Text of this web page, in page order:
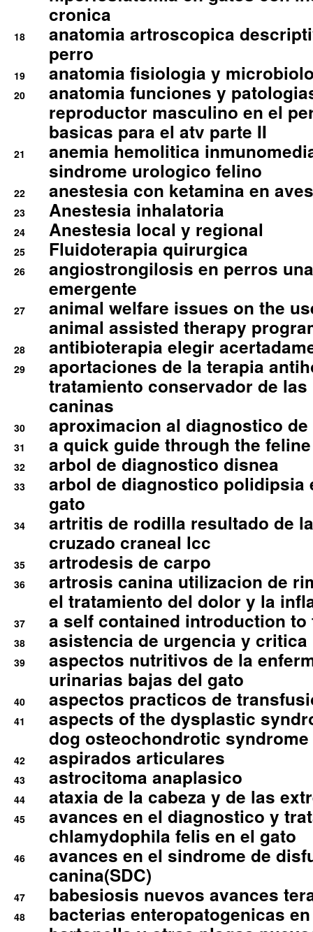
cronica
18
anatomia artroscopica
perro
19 anatomia fisiologia y
20
anatomia funciones y
reproductor masculino en el
basicas para el atv parte II
21
anemia hemolitica
sindrome urologico felino
22 anestesia con ketamina en
23 Anestesia inhalatoria
24 Anestesia local y regional
25 Fluidoterapia quirurgica
26
angiostrongilosis en perros
emergente
27
animal welfare issues on the
animal assisted therapy
28 antibioterapia elegir
29
aportaciones de la terapia
tratamiento conservador de
caninas
30 aproximacion al diagnostico
31 a quick guide through the
32 arbol de diagnostico disnea
33
arbol de diagnostico polidipsia
gato
34
artritis de rodilla resultado de
cruzado craneal lcc
35 artrodesis de carpo
36
artrosis canina utilizacion de
el tratamiento del dolor y la
37 a self contained introduction
38 asistencia de urgencia y
39
aspectos nutritivos de la
urinarias bajas del gato
40 aspectos practicos de
41
aspects of the dysplastic
dog osteochondrotic syndrome
42 aspirados articulares
43 astrocitoma anaplasico
44 ataxia de la cabeza y de las
45
avances en el diagnostico y
chlamydophila felis en el gato
46
avances en el sindrome de
canina(SDC)
47 babesiosis nuevos avances
48 bacterias enteropatogenicas